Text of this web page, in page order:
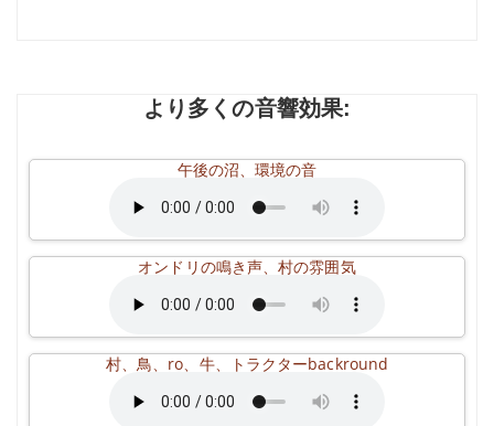
より多くの音響効果:
午後の沼、環境の音
オンドリの鳴き声、村の雰囲気
村、鳥、ro、牛、トラクターbackround